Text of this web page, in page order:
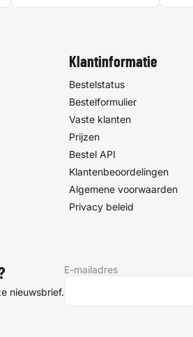
Klantinformatie
Bestelstatus
Bestelformulier
Vaste klanten
Prijzen
Bestel API
Klantenbeoordelingen
Algemene voorwaarden
Privacy beleid
nieuwsbrief.
E-mailadres